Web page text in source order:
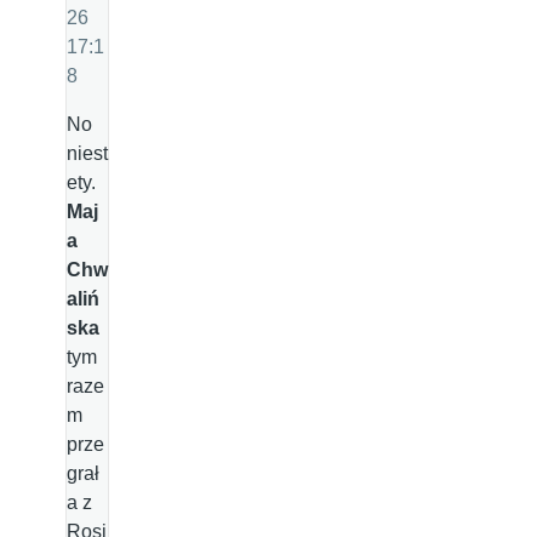
26
17:1
8
No
niest
ety.
Maj
a
Chw
aliń
ska
tym
raze
m
prze
grał
a z
Rosj